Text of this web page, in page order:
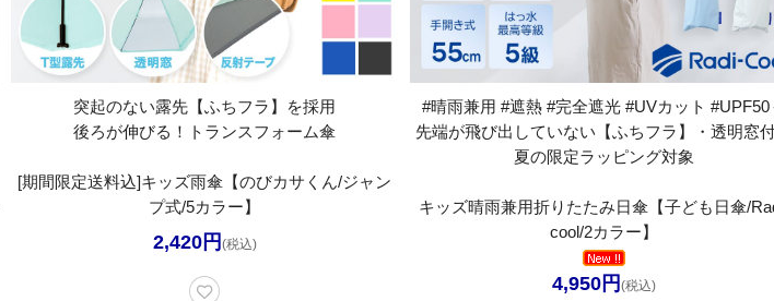
突起のない露先【ふちフラ】を採用
後ろが伸びる！トランスフォーム傘
[期間限定送料込]キッズ雨傘【のびカサくん/ジャン
プ式/5カラー】
2,420円 (税込)
#晴雨兼用 #遮熱 #完全遮光 #UVカット #UPF50
先端が飛び出していない【ふちフラ】・透明窓
夏の限定ラッピング対象
キッズ晴雨兼用折りたたみ日傘【子ども日傘/
cool/2カラー】
4,950円 (税込)